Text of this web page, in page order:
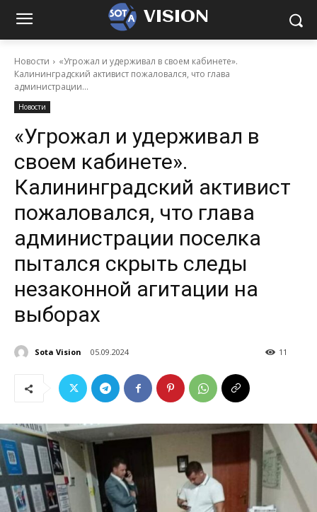
VISION
Новости
«Угрожал и удерживал в своем кабинете».
Калининградский активист пожаловался, что глава
администрации...
Новости
«Угрожал и удерживал в
своем кабинете».
Калининградский активист
пожаловался, что глава
администрации поселка
пытался скрыть следы
незаконной агитации на
выборах
Sota Vision 05.09.2024 11